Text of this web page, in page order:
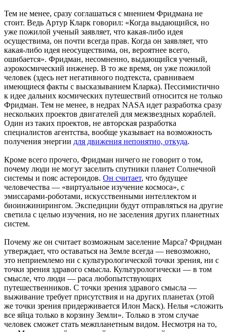
Тем не менее, сразу соглашаться с мнением Фридмана не
стоит. Ведь Артур Кларк говорил: «Когда выдающийся, но
уже пожилой ученый заявляет, что какая-либо идея
осуществима, он почти всегда прав. Когда он заявляет, что
какая-либо идея неосуществима, он, вероятнее всего,
ошибается». Фридман, несомненно, выдающийся ученый,
аэрокосмический инженер. В то же время, он уже пожилой
человек (здесь нет негативного подтекста, сравниваем
имеющиеся факты с высказыванием Кларка). Пессимистично
к идее дальних космических путешествий относится не только
Фридман. Тем не менее, в недрах NASA идет разработка сразу
нескольких проектов двигателей для межзвездных кораблей.
Один из таких проектов, не авторская разработка
специалистов агентства, вообще указывает на возможность
получения энергии для движения непонятно, откуда.
Кроме всего прочего, Фридман ничего не говорит о том,
почему люди не могут заселить спутники планет Солнечной
системы и пояс астероидов. Он считает, что будущее
человечества — «виртуальное изучение космоса», с
эмиссарами-роботами, искусственными интеллектом и
биоинжинирингом. Экспедиции будут отправляться на другие
светила с целью изучения, но не заселения других планетных
систем.
Почему же он считает возможным заселение Марса? Фридман
утверждает, что оставаться на Земле всегда — невозможно,
это неприемлемо ни с культурологической точки зрения, ни с
точки зрения здравого смысла. Культурологически — в том
смысле, что люди — раса любопытствующих
путешественников. С точки зрения здравого смысла —
выживание требует присутствия и на других планетах (этой
же точки зрения придерживается Илон Маск). Нелья «сложить
все яйца только в корзину Земли». Только в этом случае
человек сможет стать межпланетным видом. Несмотря на то,